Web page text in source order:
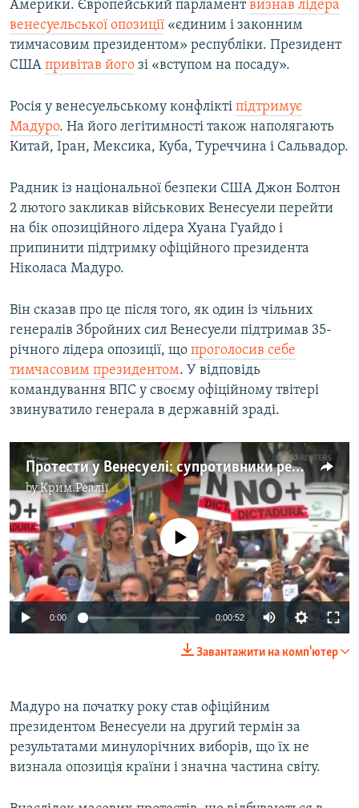
Америки. Європейський парламентвизнав лідера
венесуельської опозиції «єдиним і законним
тимчасовим президентом» республіки. Президент
США привітав його зі «вступом на посаду».
Росія у венесуельському конфлікті підтримує
Мадуро. На його легітимності також наполягають
Китай, Іран, Мексика, Куба, Туреччина і Сальвадор.
Радник із національної безпеки США Джон Болтон
2 лютого закликав військових Венесуели перейти
на бік опозиційного лідера Хуана Гуайдо і
припинити підтримку офіційного президента
Ніколаса Мадуро.
Він сказав про це після того, як один із чільних
генералів Збройних сил Венесуели підтримав 35-
річного лідера опозиції, що проголосив себе
тимчасовим президентом. У відповідь
командування ВПС у своєму офіційному твітері
звинуватило генерала в державній зраді.
Протести у Венесуелі: супротивники режиму Мадуро заполонили вулиці столиці – відео
byКрим.Реалії
No media source currently available
0:00 0:00:52
Завантажити на комп'ютер
Мадуро на початку року став офіційним
президентом Венесуели на другий термін за
результатами минулорічних виборів, що їх не
визнала опозиція країни і значна частина світу.